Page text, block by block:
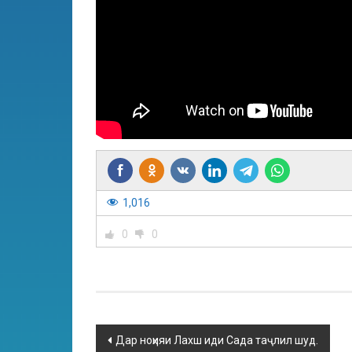
1,016
0 0
Дар ноҳияи Лахш иди Сада таҷлил шуд.